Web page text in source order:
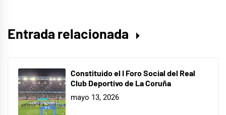
Entrada relacionada
Constituido el I Foro Social del Real
Club Deportivo de La Coruña
mayo 13, 2026